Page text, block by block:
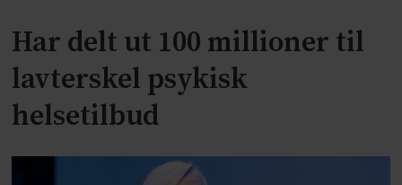
Har delt ut 100 millioner til
lavterskel psykisk
helsetilbud